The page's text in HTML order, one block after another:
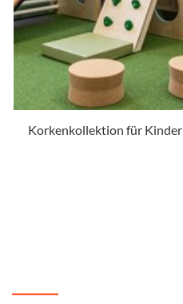
Korkenkollektion für Kinder